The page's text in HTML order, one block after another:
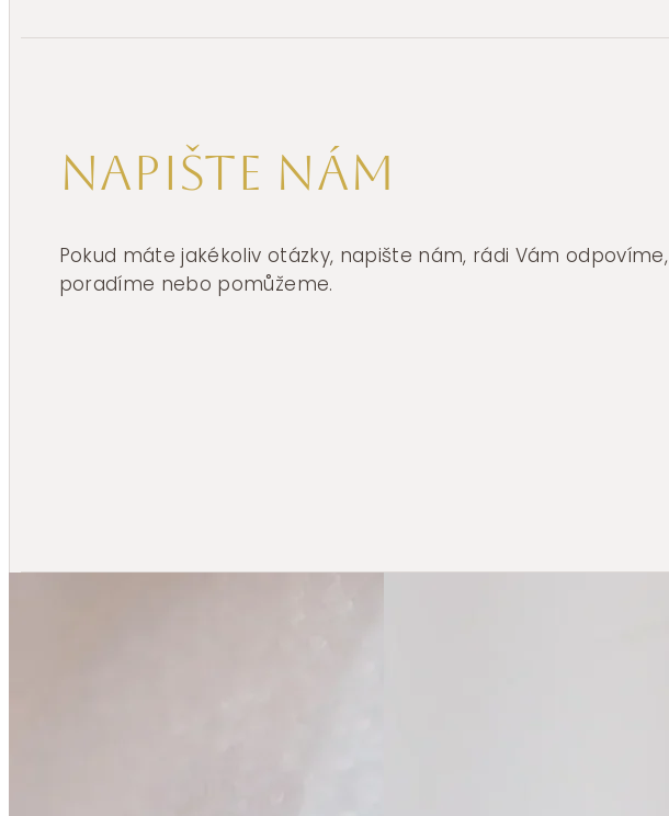
Napište nám
Pokud máte jakékoliv otázky, napište nám, rádi Vám odpovíme,
poradíme nebo pomůžeme.